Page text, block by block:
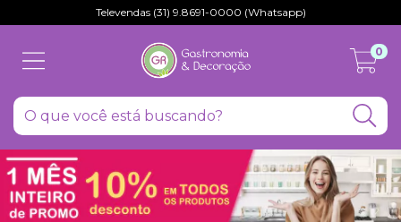
Televendas (31) 9.8691-0000 (Whatsapp)
0